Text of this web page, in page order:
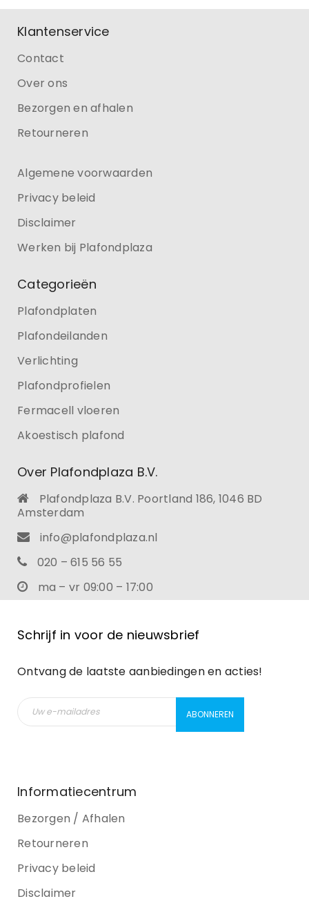
Klantenservice
Contact
Over ons
Bezorgen en afhalen
Retourneren
Algemene voorwaarden
Privacy beleid
Disclaimer
Werken bij Plafondplaza
Categorieën
Plafondplaten
Plafondeilanden
Verlichting
Plafondprofielen
Fermacell vloeren
Akoestisch plafond
Over Plafondplaza B.V.
Plafondplaza B.V. Poortland 186, 1046 BD
Amsterdam
info@plafondplaza.nl
020 – 615 56 55
ma – vr 09:00 – 17:00
Schrijf in voor de nieuwsbrief
Ontvang de laatste aanbiedingen en acties!
Informatiecentrum
Bezorgen / Afhalen
Retourneren
Privacy beleid
Disclaimer